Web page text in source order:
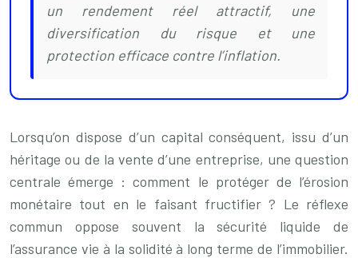
un rendement réel attractif, une
diversification du risque et une
protection efficace contre l’inflation.
Lorsqu’on dispose d’un capital conséquent, issu d’un
héritage ou de la vente d’une entreprise, une question
centrale émerge : comment le protéger de l’érosion
monétaire tout en le faisant fructifier ? Le réflexe
commun oppose souvent la sécurité liquide de
l’assurance vie à la solidité à long terme de l’immobilier.